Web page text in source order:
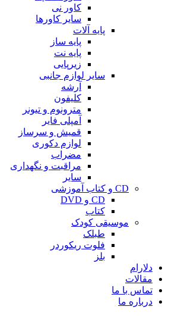
کاور نی
سایر کاورها
پایه آلات
پایه ساز
پایه نت
زیرپایی
سایر لوازم جانبی
آرشه
کلیفون
مترونوم و تیونر
آمپلی فایر
قمیش و سرساز
لوازم دکوری
مضراب
مراقبت و نگهداری
سایر
CD و کتاب آموزشی
CD و DVD
کتاب
موسیقی کودک
طبلک
فلوت ریکوردر
بلز
دلارام
مقالات
تماس با ما
درباره ما